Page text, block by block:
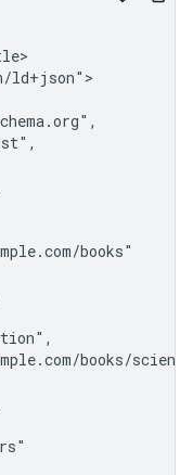
ld+json">
books"
books/